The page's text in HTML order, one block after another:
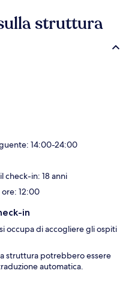
struttura
14:00-24:00
check-in: 18 anni
12:00
in
occupa di accogliere gli ospiti
struttura potrebbero essere
automatica.